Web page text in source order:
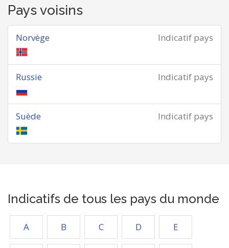
Pays voisins
Indicatif pays
Norvège
Indicatif pays
Russie
Indicatif pays
Suède
Indicatifs de tous les pays du monde
A B C D E